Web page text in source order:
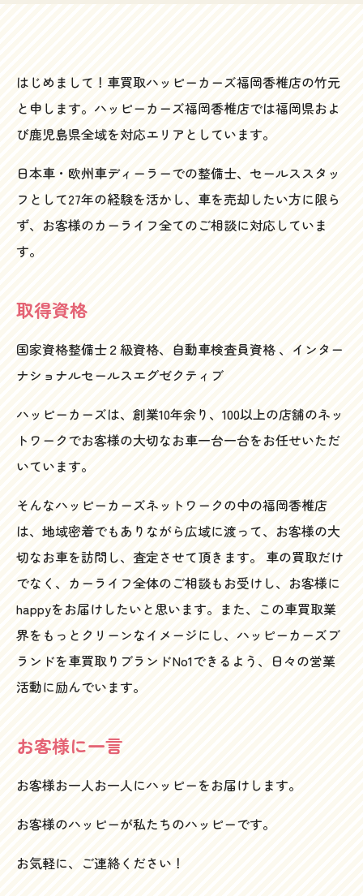
はじめまして！車買取ハッピーカーズ福岡香椎店の竹元
と申します。ハッピーカーズ福岡香椎店では福岡県およ
び鹿児島県全域を対応エリアとしています。
日本車・欧州車ディーラーでの整備士、セールススタッ
フとして27年の経験を活かし、車を売却したい方に限ら
ず、お客様のカーライフ全てのご相談に対応していま
す。
取得資格
国家資格整備士２級資格、自動車検査員資格 、インター
ナショナルセールスエグゼクティブ
ハッピーカーズは、創業10年余り、100以上の店舗のネッ
トワークでお客様の大切なお車一台一台をお任せいただ
いています。
そんなハッピーカーズネットワークの中の福岡香椎店
は、地域密着でもありながら広域に渡って、お客様の大
切なお車を訪問し、査定させて頂きます。 車の買取だけ
でなく、カーライフ全体のご相談もお受けし、お客様に
happyをお届けしたいと思います。また、この車買取業
界をもっとクリーンなイメージにし、ハッピーカーズブ
ランドを車買取りブランドNo1できるよう、日々の営業
活動に励んでいます。
お客様に一言
お客様お一人お一人にハッピーをお届けします。
お客様のハッピーが私たちのハッピーです。
お気軽に、ご連絡ください！